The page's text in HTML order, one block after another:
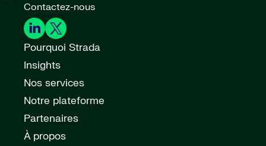
Contactez-nous
Pourquoi Strada
Insights
Nos services
Notre plateforme
Partenaires
À propos